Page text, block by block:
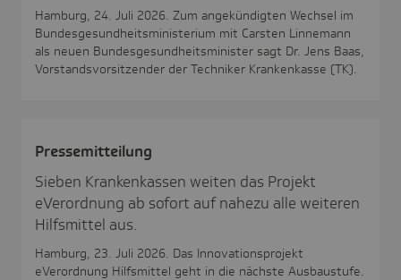
Hamburg, 24. Juli 2026. Zum angekündigten Wechsel im
Bundesgesundheitsministerium mit Carsten Linnemann
als neuen Bundesgesundheitsminister sagt Dr. Jens Baas,
Vorstandsvorsitzender der Techniker Krankenkasse (TK).
Pres­se­mit­tei­lung
Sieben Krankenkassen weiten das Projekt
eVerordnung ab sofort auf nahezu alle weiteren
Hilfsmittel aus.
Hamburg, 23. Juli 2026. Das Innovationsprojekt
eVerordnung Hilfsmittel geht in die nächste Ausbaustufe.